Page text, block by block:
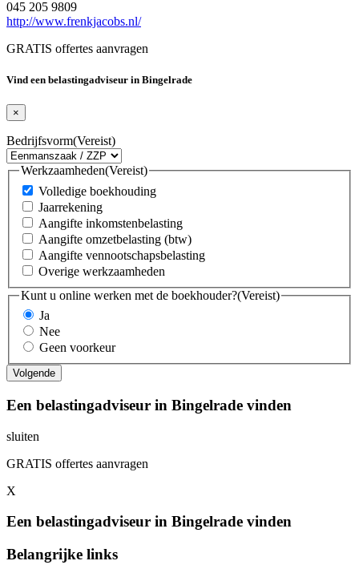
045 205 9809
http://www.frenkjacobs.nl/
GRATIS offertes aanvragen
Vind een belastingadviseur in Bingelrade
×
Bedrijfsvorm(Vereist)
Werkzaamheden(Vereist)
Volledige boekhouding
Jaarrekening
Aangifte inkomstenbelasting
Aangifte omzetbelasting (btw)
Aangifte vennootschapsbelasting
Overige werkzaamheden
Kunt u online werken met de boekhouder?(Vereist)
Ja
Nee
Geen voorkeur
Een belastingadviseur in Bingelrade vinden
sluiten
GRATIS offertes aanvragen
X
Een belastingadviseur in Bingelrade vinden
Belangrijke links